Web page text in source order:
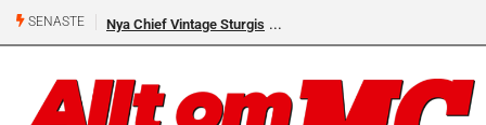
SENASTENya Chief Vintage Sturgis Premiär för Östgöta Dundret